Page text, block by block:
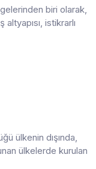
biri olarak,
istikrarlı
ülkenin dışında,
ülkelerde kurulan